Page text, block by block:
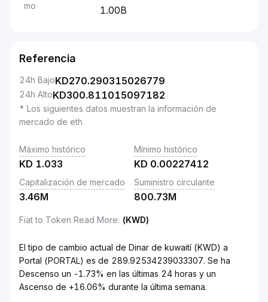
mo
1.00B
Referencia
24h BajoKD270.290315026779
24h AltoKD300.811015097182
* Los siguientes datos muestran la información de
mercado de eth
Máximo histórico
KD 1.033
Mínimo histórico
KD 0.00227412
Capitalización de mercado
3.46M
Suministro circulante
800.73M
Fiat to Token Read More: (KWD)
El tipo de cambio actual de Dinar de kuwaití (KWD) a
Portal (PORTAL) es de 289.92534239033307. Se ha
Descenso un -1.73% en las últimas 24 horas y un
Ascenso de +16.06% durante la última semana.